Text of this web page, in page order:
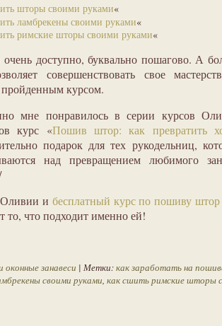
шторы своими руками«
ламбрекены своими руками«
римские шторы своими руками«
доступно, буквально пошагово. А
совершенствовать свое
курсом.
мне понравилось в серии курсов
курс «Пошив штор: как превратить
подарок для тех рукодельниц,
над превращением любимого
и бесплатный курс по пошиву
то, что подходит именно ей!
занавеси | Метки:как заработать на
своими руками, как сшить римские шторы